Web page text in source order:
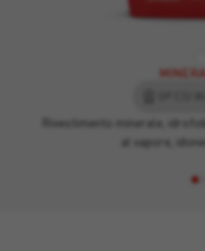
Rivestimento minerale,
al vapore,